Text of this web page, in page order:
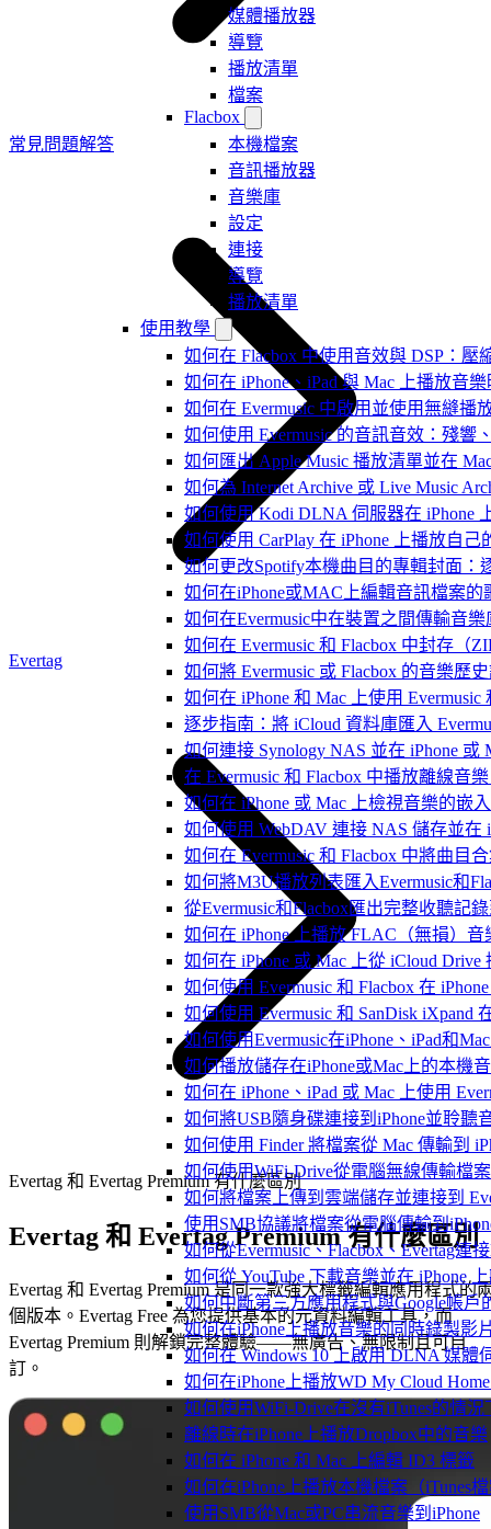
媒體播放器
導覽
播放清單
檔案
Flacbox
本機檔案
音訊播放器
音樂庫
設定
連接
導覽
播放清單
使用教學
如何在 Flacbox 中使用音效與 DSP：壓
如何在 iPhone、iPad 與 Mac 上播放音
如何在 Evermusic 中啟用並使用無縫播
如何使用 Evermusic 的音訊音效：殘
如何匯出 Apple Music 播放清單並在
如何為 Internet Archive 或 Live Music
如何使用 Kodi DLNA 伺服器在 iPhone
如何使用 CarPlay 在 iPhone 上播放自己
如何更改Spotify本機曲目的專輯封面：
如何在iPhone或MAC上編輯音訊檔案的
如何在Evermusic中在裝置之間傳輸音
如何在 Evermusic 和 Flacbox 中封存（
如何將 Evermusic 或 Flacbox 的音樂歷
如何在 iPhone 和 Mac 上使用
逐步指南：將 iCloud 資料庫匯入
如何連接 Synology NAS 並在 iPhone 或
在 Evermusic 和 Flacbox 中播放離線音
如何在 iPhone 或 Mac 上檢視音樂的嵌
如何使用 WebDAV 連接 NAS 儲存並在
如何在 Evermusic 和 Flacbox 中將曲目
如何將M3U播放列表匯入Evermusic和
從Evermusic和Flacbox匯出完整收聽記
如何在 iPhone 上播放 FLAC（無損）音
如何在 iPhone 或 Mac 上從 iCloud Drive
如何使用 Evermusic 和 Flacbox 在
如何使用 Evermusic 和 SanDisk iXpand
如何使用Evermusic在iPhone、iPad和
如何播放儲存在iPhone或Mac上的本機
如何在 iPhone、iPad 或 Mac 上使用
如何將USB隨身碟連接到iPhone並聆聽
如何使用 Finder 將檔案從 Mac 傳輸到
如何使用WiFi-Drive從電腦無線傳輸檔案
如何將檔案上傳到雲端儲存並連接到
使用SMB協議將檔案從電腦傳輸到
如何從Evermusic、Flacbox、Evertag連
如何從 YouTube 下載音樂並在 iPhone
如何中斷第三方應用程式與Google帳戶
如何在iPhone上播放音樂的同時錄製影
如何在 Windows 10 上啟用 DLNA 媒體
如何在iPhone上播放WD My Cloud
如何使用WiFi-Drive在沒有iTunes的情
離線時在iPhone上播放Dropbox中的音樂
如何在 iPhone 和 Mac 上編輯 ID3 標籤
如何在iPhone上播放本機檔案（iTunes
使用SMB從Mac或PC串流音樂到iPhone
常見問題解答
Evertag
Evertag 和 Evertag Premium 有什麼區別
Evertag 和 Evertag Premium 有什麼區別
Evertag 和 Evertag Premium 是同一款強大標籤編輯應用程式的
個版本。Evertag Free 為您提供基本的元資料編輯工具，而
Evertag Premium 則解鎖完整體驗——無廣告、無限制且可自
訂。